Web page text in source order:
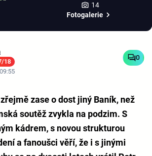
14
Fotogalerie
18
09:55
0
zase o dost jiný Baník, než
soutěž zvykla na podzim. S
kádrem, s novou strukturou
a fanoušci věří, že i s jinými